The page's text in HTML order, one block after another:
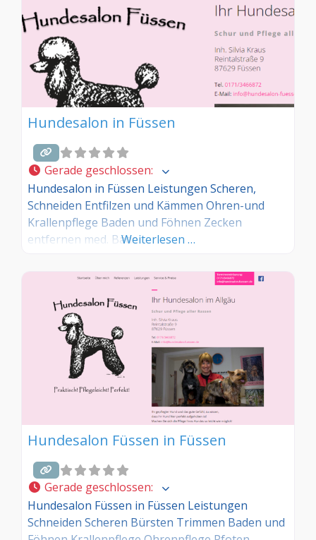
Hundesalon in Füssen
Gerade geschlossen:
Hundesalon in Füssen Leistungen Scheren,
Schneiden Entfilzen und Kämmen Ohren-und
Krallenpflege Baden und Föhnen Zecken
entfernen med. BädeWeiterlesen …
Hundesalon Füssen in Füssen
Gerade geschlossen:
Hundesalon Füssen in Füssen Leistungen
Schneiden Scheren Bürsten Trimmen Baden und